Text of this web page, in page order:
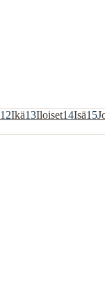
12Ikä13Iloiset14Isä15